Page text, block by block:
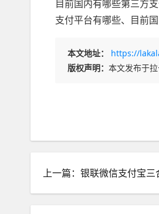
目前国内有哪些第三方
支付平台有哪些、目前
本文地址：
https://
版权声明： 本文发布于